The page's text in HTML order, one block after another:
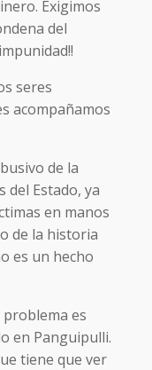
Exigimos
del
seres
acompañamos
de la
Estado, ya
en manos
de la historia
es un hecho
problema es
en Panguipulli.
tiene que ver